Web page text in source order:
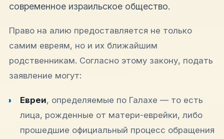
современное израильское общество.
Право на алию предоставляется не только
самим евреям, но и их ближайшим
родственникам. Согласно этому закону, подать
заявление могут:
Евреи, определяемые по Галахе — то есть
лица, рожденные от матери-еврейки, либо
прошедшие официальный процесс обращения